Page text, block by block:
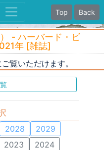
Top Back
- ハーバード・ビ
年 [雑誌]
覧いただけます。
2028
2029
2023
2024